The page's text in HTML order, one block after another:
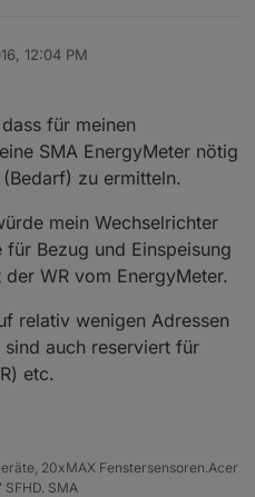
12:04 PM
für meinen
SMA EnergyMeter nötig
zu ermitteln.
mein Wechselrichter
Bezug und Einspeisung
WR vom EnergyMeter.
relativ wenigen Adressen
auch reserviert für
etc.
20xMAX Fenstersensoren.Acer
SMA